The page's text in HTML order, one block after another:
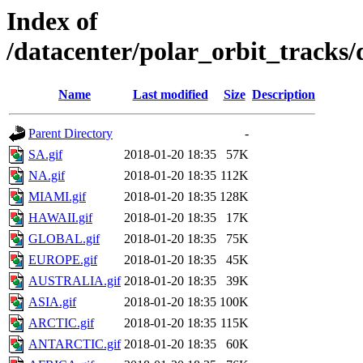
Index of
/datacenter/polar_orbit_tracks/
Name Last modified Size Description
Parent Directory
-
SA.gif
2018-01-20 18:35
57K
NA.gif
2018-01-20 18:35 112K
MIAMI.gif
2018-01-20 18:35 128K
HAWAII.gif
2018-01-20 18:35
17K
GLOBAL.gif
2018-01-20 18:35
75K
EUROPE.gif
2018-01-20 18:35
45K
AUSTRALIA.gif 2018-01-20 18:35
39K
ASIA.gif
2018-01-20 18:35 100K
ARCTIC.gif
2018-01-20 18:35 115K
ANTARCTIC.gif 2018-01-20 18:35
60K